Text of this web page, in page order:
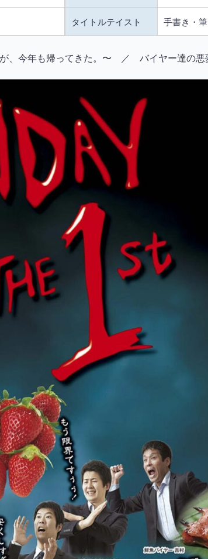
タイトルテイスト 手書き・
が、今年も帰ってきた。〜 ／ バイヤー達の悪